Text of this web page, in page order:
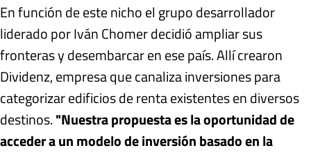
En función de este nicho el grupo desarrollador
liderado por Iván Chomer decidió ampliar sus
fronteras y desembarcar en ese país. Allí crearon
Dividenz, empresa que canaliza inversiones para
categorizar edificios de renta existentes en diversos
destinos."Nuestra propuesta es la oportunidad de
acceder a un modelo de inversión basado en la